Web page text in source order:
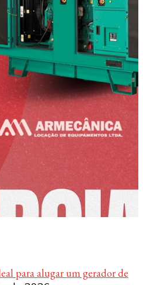
para alugar um gerador de